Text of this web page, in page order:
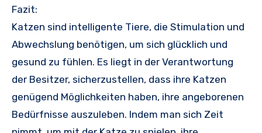
Fazit:
Katzen sind intelligente Tiere, die Stimulation und
Abwechslung benötigen, um sich glücklich und
gesund zu fühlen. Es liegt in der Verantwortung
der Besitzer, sicherzustellen, dass ihre Katzen
genügend Möglichkeiten haben, ihre angeborenen
Bedürfnisse auszuleben. Indem man sich Zeit